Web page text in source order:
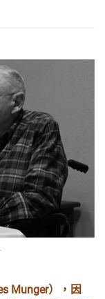
Munger），因